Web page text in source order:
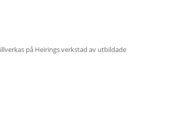
på Heirings verkstad av utbildade